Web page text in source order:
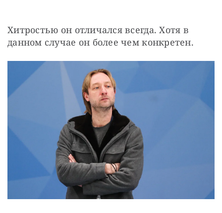
Хитростью он отличался всегда. Хотя в
данном случае он более чем конкретен.